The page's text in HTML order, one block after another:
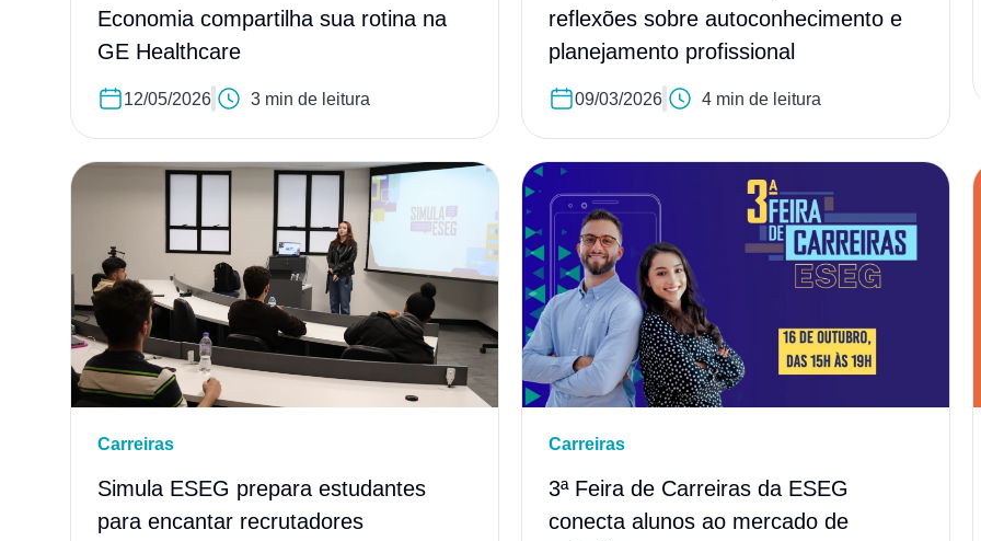
Economia compartilha sua rotina na
GE Healthcare
12/05/2026 3 min de leitura
reflexões sobre autoconhecimento e
planejamento profissional
09/03/2026 4 min de leitura
Carreiras
Simula ESEG prepara estudantes
para encantar recrutadores
Carreiras
3ª Feira de Carreiras da ESEG
conecta alunos ao mercado de